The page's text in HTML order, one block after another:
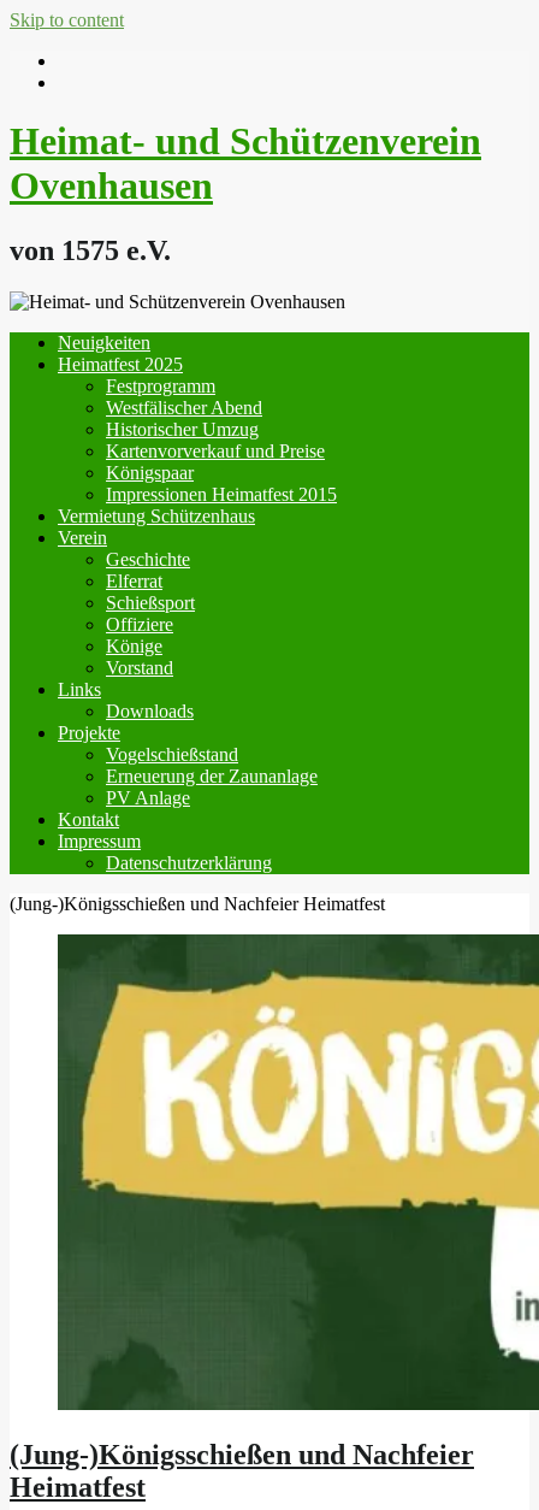
Skip to content
Heimat- und Schützenverein
Ovenhausen
von 1575 e.V.
Neuigkeiten
Heimatfest 2025
Festprogramm
Westfälischer Abend
Historischer Umzug
Kartenvorverkauf und Preise
Königspaar
Impressionen Heimatfest 2015
Vermietung Schützenhaus
Verein
Geschichte
Elferrat
Schießsport
Offiziere
Könige
Vorstand
Links
Downloads
Projekte
Vogelschießstand
Erneuerung der Zaunanlage
PV Anlage
Kontakt
Impressum
Datenschutzerklärung
(Jung-)Königsschießen und Nachfeier Heimatfest
(Jung-)Königsschießen und Nachfeier
Heimatfest